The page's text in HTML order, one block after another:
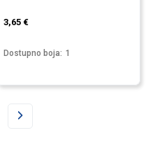
3,65 €
Dostupno boja: 1